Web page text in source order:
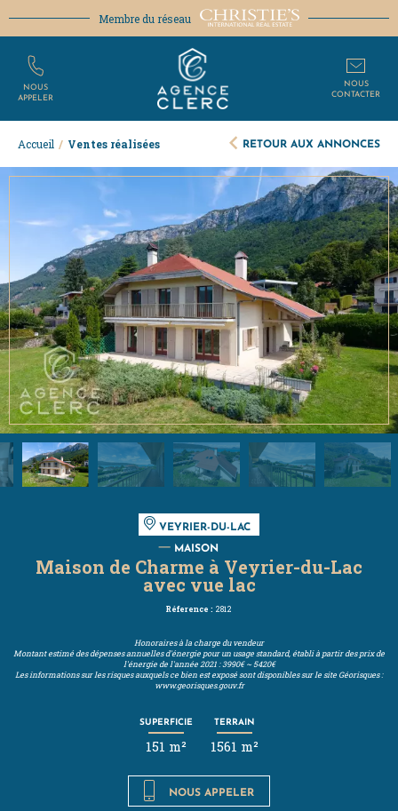
Accueil / Ventes réalisées RETOUR AUX ANNONCES
VEYRIER-DU-LAC
MAISON
Maison de Charme à Veyrier-du-Lac
avec vue lac
Réference : 2812
Honoraires à la charge du vendeur
Montant estimé des dépenses annuelles d'énergie pour un usage standard, établi à partir des prix de
l'énergie de l'année 2021 : 3990€ ~ 5420€
Les informations sur les risques auxquels ce bien est exposé sont disponibles sur le site Géorisques :
www.georisques.gouv.fr
SUPERFICIE
151 m²
TERRAIN
1561 m²
NOUS APPELER
Membre du réseau
NOUS
APPELER
NOUS
CONTACTER